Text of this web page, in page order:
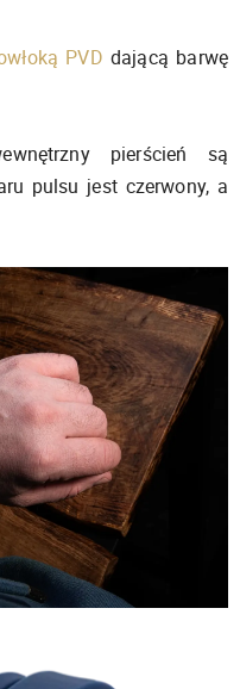
PVD dającą barwę
pierścień są
pulsu jest czerwony, a